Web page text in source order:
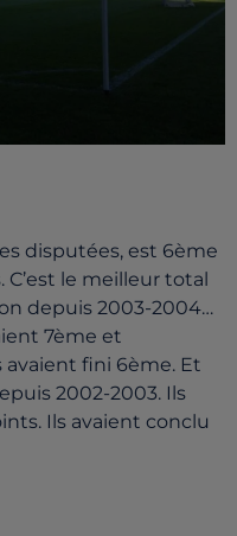
disputées, est 6ème
le meilleur total
depuis 2003-2004…
7ème et
fini 6ème. Et
2002-2003. Ils
Ils avaient conclu